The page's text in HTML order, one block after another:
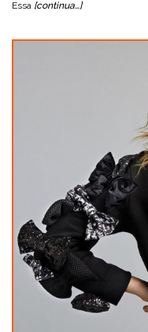
Essa [continua…]